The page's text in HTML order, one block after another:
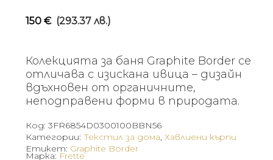
150 € (293.37 лв.)
Колекцията за баня Graphite Border се
отличава с изискана ивица – дизайн
вдъхновен от органичните,
неподправени форми в природата.
Код: 3FR6854D0300100BBN56
Категории: Текстил за дома, Хавлиени кърпи
Етикет: Graphite Border
Марка: Frette